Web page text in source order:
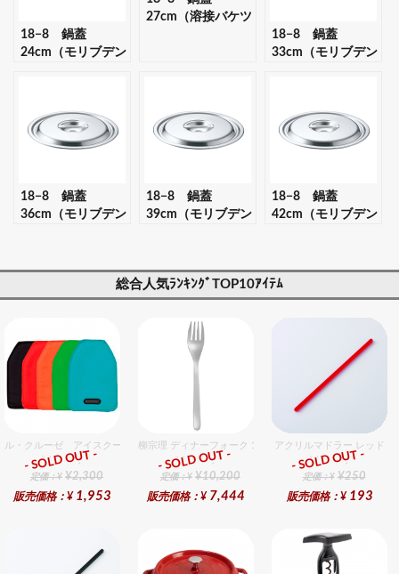
18−8 鍋蓋
24cm（モリブデン
27cm（溶接バケツ
18−8 鍋蓋
33cm（モリブデン
18−8 鍋蓋
36cm（モリブデン
応可】
18−8 鍋蓋
39cm（モリブデン
応可】
18−8 鍋蓋
42cm（モリブデン
応可】
総合人気ﾗﾝｷﾝｸﾞTOP10ｱｲﾃﾑ
ル・クルーゼ アイスクーラースリーブ チェリーレッド
総合ﾗﾝｷﾝｸﾞ
定価：¥ ¥2,300
販売価格：¥ 1,953
- SOLD OUT -
柳宗理 ディナーフォーク 12個入りセット
総合ﾗﾝｷﾝｸﾞ
定価：¥ ¥10,200
販売価格：¥ 7,444
- SOLD OUT -
アクリルマドラー レッド
総合ﾗﾝｷﾝｸﾞ
定価：¥ ¥250
販売価格：¥ 193
- SOLD OUT -